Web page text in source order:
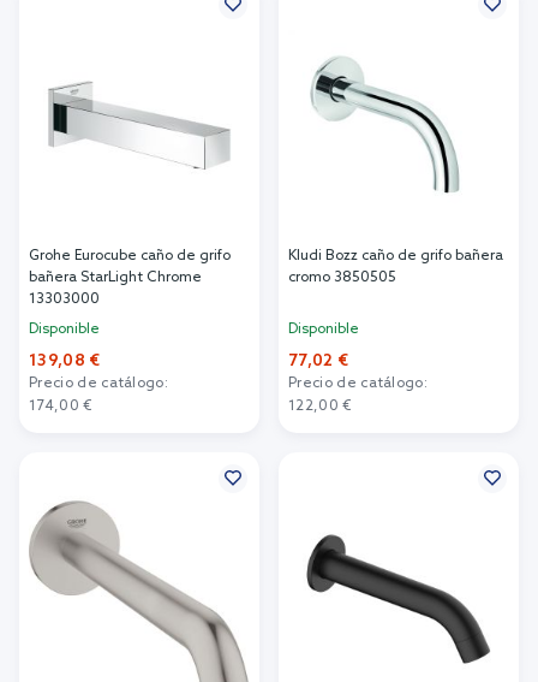
Grohe Eurocube caño de grifo
bañera StarLight Chrome
13303000
Disponible
139,08 €
Precio de catálogo:
174,00 €
Kludi Bozz caño de grifo bañera
cromo 3850505
Disponible
77,02 €
Precio de catálogo:
122,00 €